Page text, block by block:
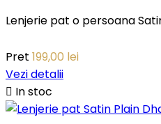
Lenjerie pat o persoana
Pret 199,00 lei
Vezi detalii
 In stoc